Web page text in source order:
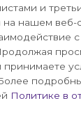
ул. Ладо
-
и
на нашем веб-
принимаете
Политике в